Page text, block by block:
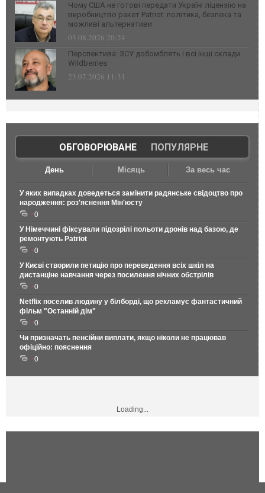
Чому США не готові передати Україні ліцензію на
виробництво ракет Patriot: політика, безпека та
можливі альтернативи
03.08.2026 20:24
Перспектива: ЗСУ добомблять і всі інші склади
Wildberries
23.07.2026 11:31
ОБГОВОРЮВАНЕ| ПОПУЛЯРНЕ
День Місяць За весь час
У яких випадках доведеться замінити радянське свідоцтво про
народження: роз'яснення Мін'юсту
0
У Німеччині фіксували підозрілі польоти дронів над базою, де
ремонтують Patriot
0
У Києві створили петицію про переведення всіх шкіл на
дистанціне навчання через посилення нічних обстрілів
0
Netflix поселив людину у білборді, що рекламує фантастичний
фільм "Останній дім"
0
Чи призначать пенсійни виплати, якщо ніколи не працював
офіційно: пояснення
0
Loading...